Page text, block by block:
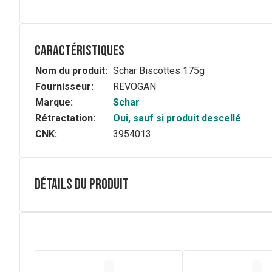
Caractéristiques
Nom du produit: Schar Biscottes 175g
Fournisseur:
REVOGAN
Marque:
Schar
Rétractation:
Oui, sauf si produit descellé
CNK:
3954013
Détails du produit
Amidon de maïs, farine de riz, huile de tournesol à